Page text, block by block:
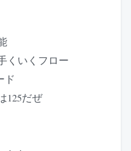
くいくフロー
ド
125だぜ